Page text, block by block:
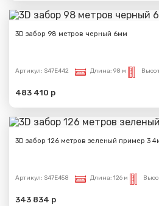
3D забор 98 метров черный 6мм
Артикул: S47E442 Длина: 98 м
483 410 р
3D забор 126 метров зеленый пример 3
Артикул: S47E458 Длина: 126 м
343 834 р
Сообщение